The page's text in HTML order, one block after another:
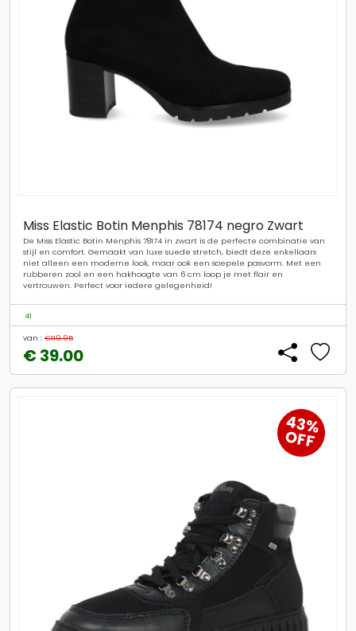
Miss Elastic Botin Menphis 78174 negro Zwart
De Miss Elastic Botin Menphis 78174 in zwart is de perfecte combinatie van
stijl en comfort. Gemaakt van luxe suede stretch, biedt deze enkellaars
niet alleen een moderne look, maar ook een soepele pasvorm. Met een
rubberen zool en een hakhoogte van 6 cm loop je met flair en
vertrouwen. Perfect voor iedere gelegenheid!
41
van : €119.95
€ 39.00
43%
OFF